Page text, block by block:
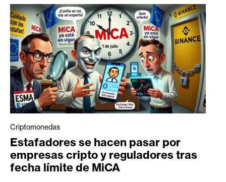
Criptomonedas
Estafadores se hacen pasar por
empresas cripto y reguladores tras
fecha límite de MiCA